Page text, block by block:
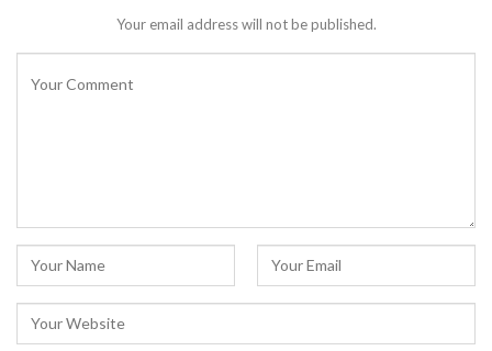
Your email address will not be published.